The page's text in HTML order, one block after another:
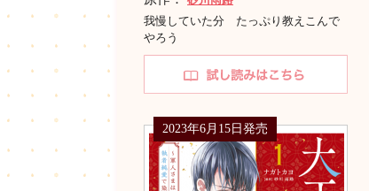
我慢していた分 たっぷり教えこんで
やろう
2023年6月15日発売